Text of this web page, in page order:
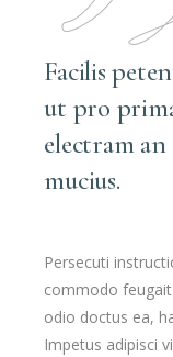
Facilis
ut pro
electram
mucius.
Persecuti
commodo
odio doctus ea,
Impetus adipisci